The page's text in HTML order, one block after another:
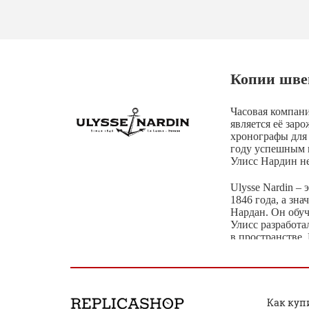
Копии
Часовая
является её
хронографы
году успешным
Улисс Нардин
Ulysse Nardin –
1846 года, а
Нардан. Он
Улисс
в
Как